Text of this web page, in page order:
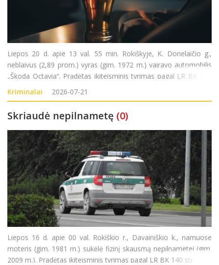
Liepos 20 d. apie 13 val. 55 min. Rokiškyje, K. Donelaičio g.,
neblaivus (2,89 prom.) vyras (gim. 1972 m.) vairavo automobilis
„Škoda Octavia“. Pradėtas ikiteisminis tyrimas pagal LR BK 281
str. (Kelių transporto eismo saugumo ar transporto priemonių
eksploatavimo taisykli
Kriminalai 2026-07-21
Skriaudė nepilnametę (0)
Liepos 16 d. apie 00 val. Rokiškio r., Davainiškio k., namuose
moteris (gim. 1981 m.) sukėlė fizinį skausmą nepilnametei (gim.
2009 m.). Pradėtas ikiteisminis tyrimas pagal LR BK 140 str.